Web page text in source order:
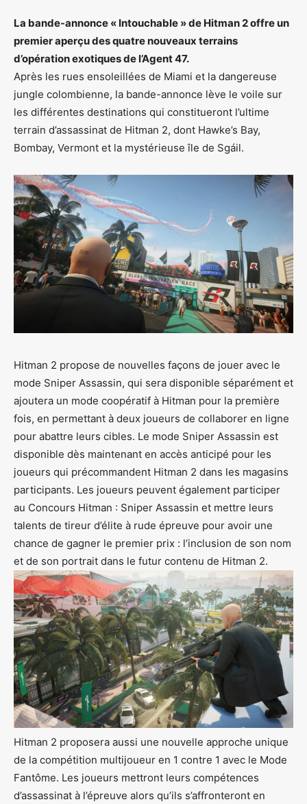
La bande-annonce « Intouchable » de Hitman 2 offre un
premier aperçu des quatre nouveaux terrains
d’opération exotiques de l’Agent 47.
Après les rues ensoleillées de Miami et la dangereuse
jungle colombienne, la bande-annonce lève le voile sur
les différentes destinations qui constitueront l’ultime
terrain d’assassinat de Hitman 2, dont Hawke’s Bay,
Bombay, Vermont et la mystérieuse île de Sgáil.
Hitman 2 propose de nouvelles façons de jouer avec le
mode Sniper Assassin, qui sera disponible séparément et
ajoutera un mode coopératif à Hitman pour la première
fois, en permettant à deux joueurs de collaborer en ligne
pour abattre leurs cibles. Le mode Sniper Assassin est
disponible dès maintenant en accès anticipé pour les
joueurs qui précommandent Hitman 2 dans les magasins
participants. Les joueurs peuvent également participer
au Concours Hitman : Sniper Assassin et mettre leurs
talents de tireur d’élite à rude épreuve pour avoir une
chance de gagner le premier prix : l’inclusion de son nom
et de son portrait dans le futur contenu de Hitman 2.
Hitman 2 proposera aussi une nouvelle approche unique
de la compétition multijoueur en 1 contre 1 avec le Mode
Fantôme. Les joueurs mettront leurs compétences
d’assassinat à l’épreuve alors qu’ils s’affronteront en